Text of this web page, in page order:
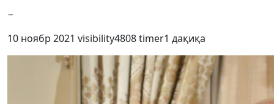
−
10 ноябр 2021 visibility4808timer1 дақиқа